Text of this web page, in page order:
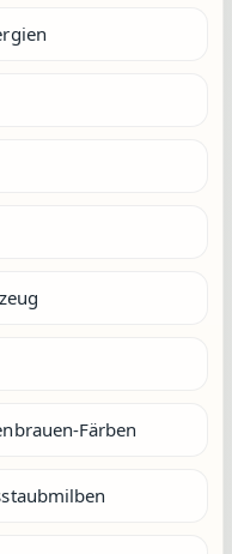
Färben